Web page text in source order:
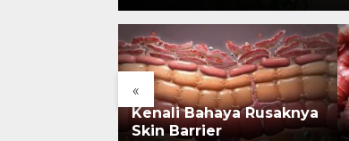
«
Kenali Bahaya Rusaknya
Skin Barrier